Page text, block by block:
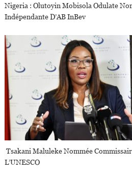
Nigeria : Olutoyin Mobisola Odulate
Indépendante D’AB InBev
Tsakani Maluleke Nommée
L’UNESCO